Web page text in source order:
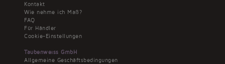
Kontakt
Wie nehme ich Maß?
FAQ
Für Händler
Cookie-Einstellungen
Taubenweiss GmbH
Allgemeine Geschäftsbedingungen